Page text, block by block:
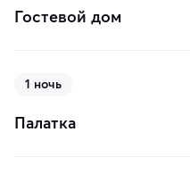
Гостевой дом
1 ночь
Палатка